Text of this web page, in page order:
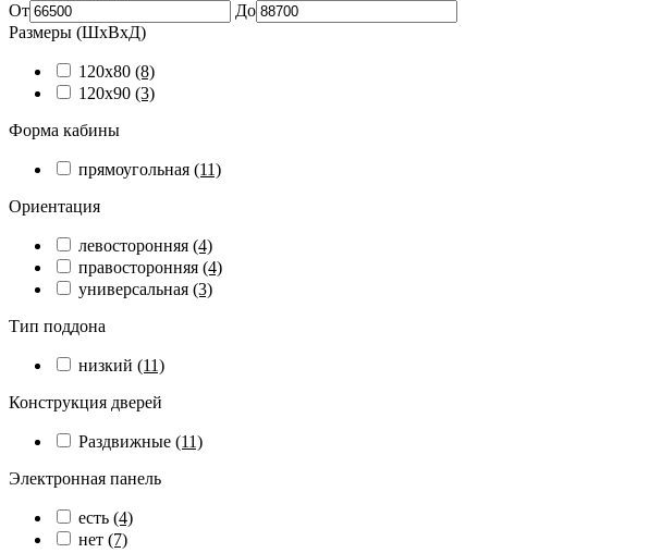
От
До
Размеры (ШхВхД)
120x80 (8)
120x90 (3)
Форма кабины
прямоугольная (11)
Ориентация
левосторонняя (4)
правосторонняя (4)
универсальная (3)
Тип поддона
низкий (11)
Конструкция дверей
Раздвижные (11)
Электронная панель
есть (4)
нет (7)